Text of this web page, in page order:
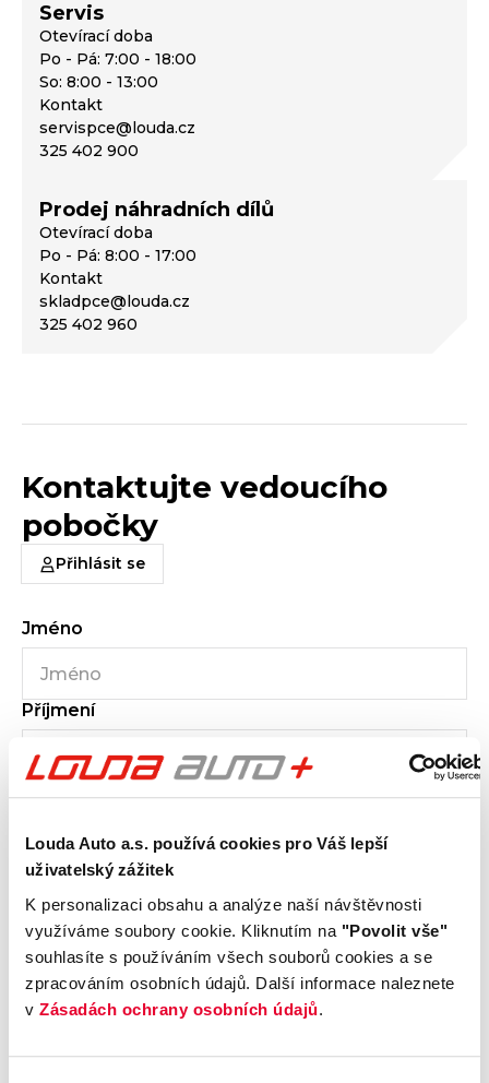
Louda Auto a.s. používá cookies pro Váš lepší
uživatelský zážitek
K personalizaci obsahu a analýze naší návštěvnosti
využíváme soubory cookie. Kliknutím na "Povolit vše"
souhlasíte s používáním všech souborů cookies a se
zpracováním osobních údajů. Další informace naleznete
v Zásadách ochrany osobních údajů.
Servis
Otevírací doba
Po - Pá: 7:00 - 18:00
So: 8:00 - 13:00
Kontakt
servispce@louda.cz
325 402 900
Prodej náhradních dílů
Otevírací doba
Po - Pá: 8:00 - 17:00
Kontakt
skladpce@louda.cz
325 402 960
Kontaktujte vedoucího
pobočky
Přihlásit se
Jméno
Příjmení
Telefon
Zpráva